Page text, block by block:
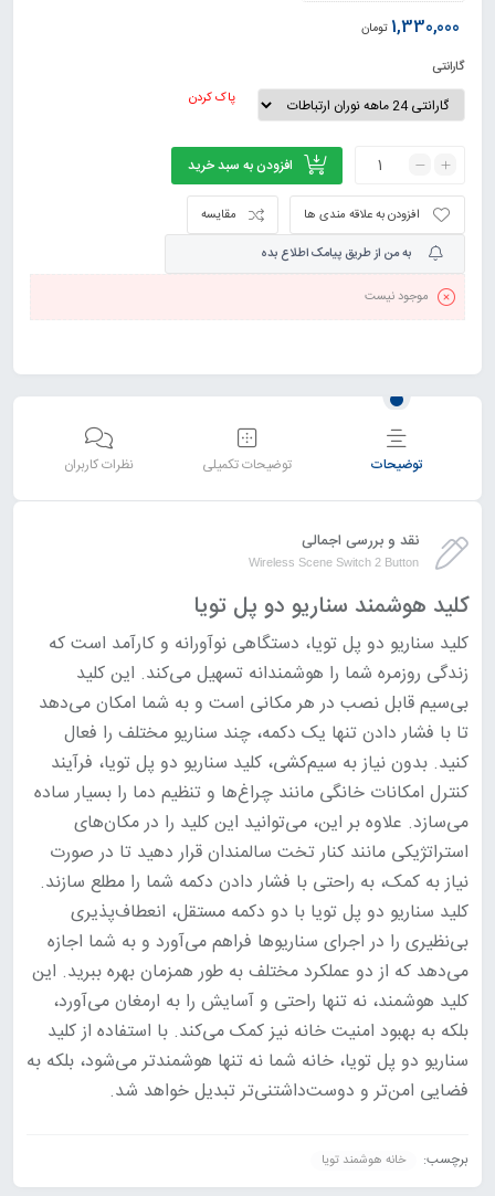
1,330,000 تومان
گارانتی
پاک کردن
افزودن به سبد خرید
مقایسه
افزودن به علاقه مندی ها
به من از طریق پیامک اطلاع بده
موجود نیست
توضیحات توضیحات تکمیلی نظرات کاربران
نقد و بررسی اجمالی
Wireless Scene Switch 2 Button
کلید هوشمند سناریو دو پل تویا
کلید سناریو دو پل تویا، دستگاهی نوآورانه و کارآمد است که
زندگی روزمره شما را هوشمندانه تسهیل می‌کند. این کلید
بی‌سیم قابل نصب در هر مکانی است و به شما امکان می‌دهد
تا با فشار دادن تنها یک دکمه، چند سناریو مختلف را فعال
کنید. بدون نیاز به سیم‌کشی، کلید سناریو دو پل تویا، فرآیند
کنترل امکانات خانگی مانند چراغ‌ها و تنظیم دما را بسیار ساده
می‌سازد. علاوه بر این، می‌توانید این کلید را در مکان‌های
استراتژیکی مانند کنار تخت سالمندان قرار دهید تا در صورت
نیاز به کمک، به راحتی با فشار دادن دکمه شما را مطلع سازند.
کلید سناریو دو پل تویا با دو دکمه مستقل، انعطاف‌پذیری
بی‌نظیری را در اجرای سناریوها فراهم می‌آورد و به شما اجازه
می‌دهد که از دو عملکرد مختلف به طور همزمان بهره ببرید. این
کلید هوشمند، نه تنها راحتی و آسایش را به ارمغان می‌آورد،
بلکه به بهبود امنیت خانه نیز کمک می‌کند. با استفاده از کلید
سناریو دو پل تویا، خانه شما نه تنها هوشمندتر می‌شود، بلکه به
فضایی امن‌تر و دوست‌داشتنی‌تر تبدیل خواهد شد.
برچسب: خانه هوشمند تویا